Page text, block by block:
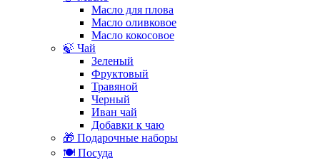
Масло для плова
Масло оливковое
Масло кокосовое
🍃 Чай
Зеленый
Фруктовый
Травяной
Черный
Иван чай
Добавки к чаю
🎁 Подарочные наборы
🍽️ Посуда